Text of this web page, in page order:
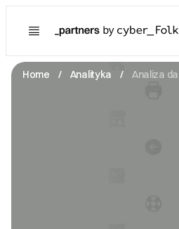
Kupujący
Home Analityka Analiza
Poznaj
Prawa konsumenta